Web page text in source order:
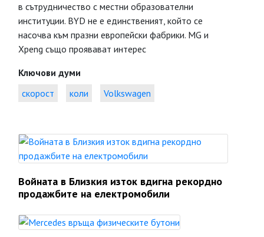
в сътрудничество с местни образователни
институции. BYD не е единственият, който се
насочва към празни европейски фабрики. MG и
Xpeng също проявават интерес
Ключови думи
скорост
коли Volkswagen
Войната в Близкия изток вдигна рекордно
продажбите на електромобили